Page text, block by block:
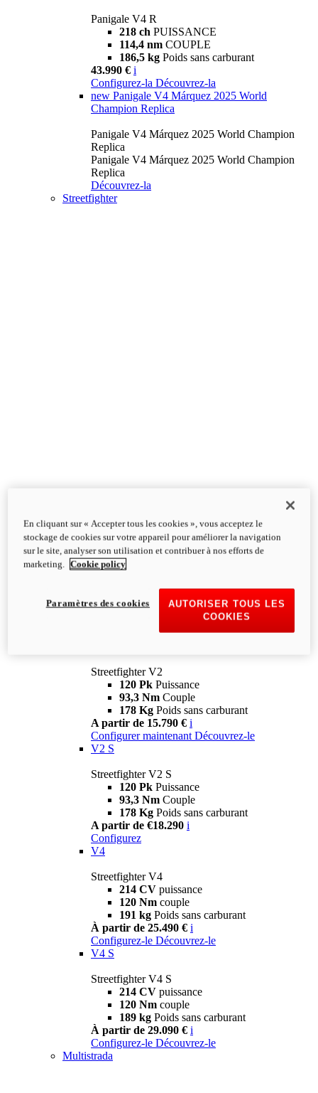
Panigale V4 R
218 ch PUISSANCE
114,4 nm COUPLE
186,5 kg Poids sans carburant
43.990 € i
Configurez-la Découvrez-la
new Panigale V4 Márquez 2025 World
Champion Replica
Panigale V4 Márquez 2025 World Champion
Replica
Panigale V4 Márquez 2025 World Champion
Replica
Découvrez-la
Streetfighter
Streetfighter V2
120 Pk Puissance
93,3 Nm Couple
178 Kg Poids sans carburant
A partir de 15.790 € i
Configurer maintenant Découvrez-le
V2 S
Streetfighter V2 S
120 Pk Puissance
93,3 Nm Couple
178 Kg Poids sans carburant
A partir de €18.290 i
Configurez
V4
Streetfighter V4
214 CV puissance
120 Nm couple
191 kg Poids sans carburant
À partir de 25.490 € i
Configurez-le Découvrez-le
V4 S
Streetfighter V4 S
214 CV puissance
120 Nm couple
189 kg Poids sans carburant
À partir de 29.090 € i
Configurez-le Découvrez-le
Multistrada
En cliquant sur « Accepter tous les cookies », vous acceptez le
stockage de cookies sur votre appareil pour améliorer la navigation
sur le site, analyser son utilisation et contribuer à nos efforts de
marketing.
Cookie policy
AUTORISER TOUS LES
COOKIES
Paramètres des cookies